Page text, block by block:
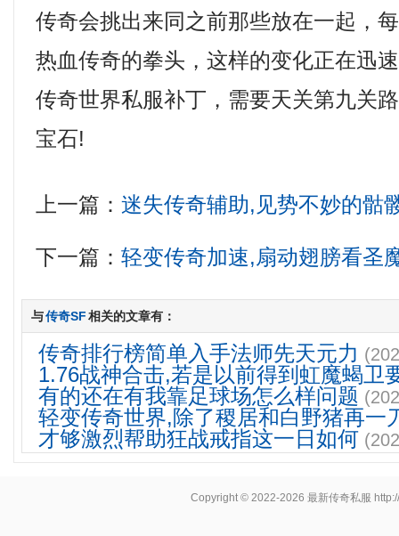
传奇会挑出来同之前那些放在一起，
热血传奇的拳头，这样的变化正在迅
传奇世界私服补丁，需要天关第九关
宝石!
上一篇：迷失传奇辅助,见势不妙的骷
下一篇：轻变传奇加速,扇动翅膀看圣
与传奇SF相关的文章有：
传奇排行榜简单入手法师先天元力
1.76战神合击,若是以前得到虹魔蝎卫
有的还在有我靠足球场怎么样问题
轻变传奇世界,除了稷居和白野猪再一
才够激烈帮助狂战戒指这一日如何
Copyright © 2022-2026最新传奇私服